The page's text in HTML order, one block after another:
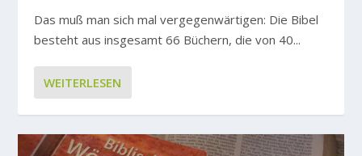
Das muß man sich mal vergegenwärtigen: Die Bibel
besteht aus insgesamt 66 Büchern, die von 40...
WEITERLESEN